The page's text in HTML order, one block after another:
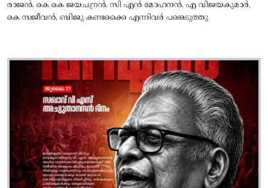
രാജൻ, കെ കെ ജയചന്ദ്രൻ, സി എൻ മോഹനൻ, എ വിജയകുമാർ,
കെ സജീവൻ, ബിജു കണ്ടക്കൈ എന്നിവർ പങ്കെടുത്തു